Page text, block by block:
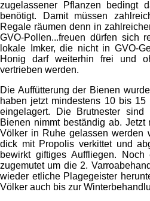
zugelassener Pflanzen bedingt
benötigt. Damit müssen
Regale räumen denn in
GVO-Pollen...freuen dürfen sich
lokale Imker, die nicht in GVO-
Honig darf weiterhin frei und
vertrieben werden.
Die Auffütterung der Bienen
haben jetzt mindestens 10 bis 15
eingelagert. Die Brutnester
Bienen nimmt beständig ab.
Völker in Ruhe gelassen werden
dick mit Propolis verkittet und
bewirkt giftiges Auffliegen.
zugemutet um die 2.
wieder etliche Plagegeister
Völker auch bis zur